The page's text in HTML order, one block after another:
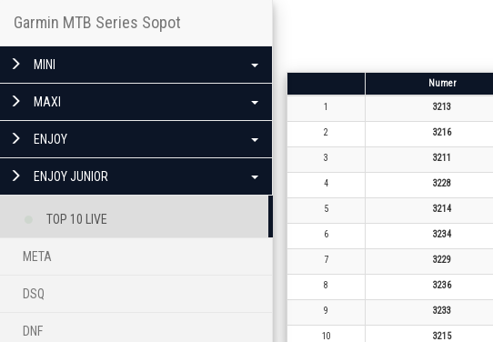
Garmin MTB Series Sopot
MINI
MAXI
ENJOY
ENJOY JUNIOR
TOP 10 LIVE
META
DSQ
DNF
Numer
1 3213
2 3216
3 3211
4 3228
5 3214
6 3234
7 3229
8 3236
9 3233
10 3215